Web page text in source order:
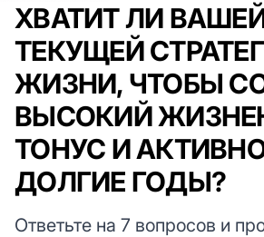
ХВАТИТ ЛИ
ТЕКУЩЕЙ
ЖИЗНИ, ЧТОБЫ
ВЫСОКИЙ
ТОНУС И
ДОЛГИЕ ГОДЫ?
Ответьте на 7 вопросов и